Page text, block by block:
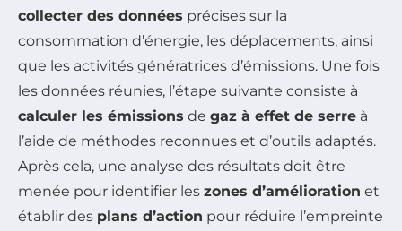
collecter des données précises sur la
consommation d’énergie, les déplacements, ainsi
que les activités génératrices d’émissions. Une fois
les données réunies, l’étape suivante consiste à
calculer les émissions de gaz à effet de serre à
l’aide de méthodes reconnues et d’outils adaptés.
Après cela, une analyse des résultats doit être
menée pour identifier les zones d’amélioration et
établir des plans d’action pour réduire l’empreinte